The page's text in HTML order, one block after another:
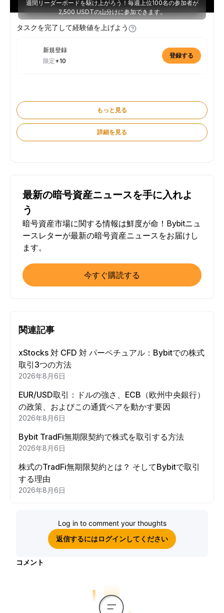
週間リーダーボードを駆け上がろう！毎週上位100名の参加者が
2,500 USDTの山分けに参加できます。
タスクを完了して経験値を上げよう
新規登録
限定+10
登録する
もっと見る
詳細を見る
最新の暗号資産ニュースを手に入れよ
う
暗号資産市場に関する情報は鮮度が命！Bybitニュ
ースレターが最新の暗号資産ニュースをお届けし
ます。
今すぐ購読する
関連記事
xStocks 対 CFD 対 パーペチュアル：Bybitでの株式
取引3つの方法
2026年8月6日
EUR/USD取引：ドルの強さ、ECB（欧州中央銀行）
の政策、およびこの通貨ペアを動かす要因
2026年8月6日
Bybit TradFi無期限契約で株式を取引する方法
2026年8月6日
株式のTradFi無期限契約とは？ そしてBybitで取引
する理由
2026年8月6日
Log in to comment your thoughts
返信するにはログインしてください
コメント